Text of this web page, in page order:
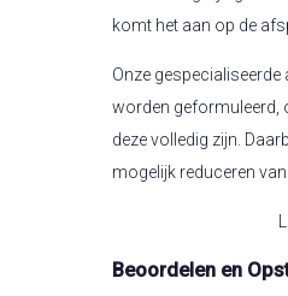
komt het aan op de
Onze
worden geformuleerd,
deze volledig zijn.
mogelijk reduceren
Beoordelen en